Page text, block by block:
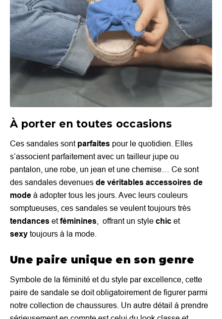
À porter en toutes occasions
Ces sandales sont parfaites pour le quotidien. Elles
s’associent parfaitement avec un tailleur jupe ou
pantalon, une robe, un jean et une chemise… Ce sont
des sandales devenues de véritables accessoires de
mode à adopter tous les jours. Avec leurs couleurs
somptueuses, ces sandales se veulent toujours très
tendances etféminines , offrant un style chic et
sexy toujours à la mode.
Une paire unique en son genre
Symbole de la féminité et du style par excellence, cette
paire de sandale se doit obligatoirement de figurer parmi
notre collection de chaussures. Un autre détail à prendre